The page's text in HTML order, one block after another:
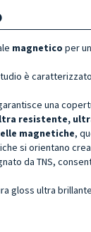
magnetico per
è
una
resistente,
magnetiche,
si orientano
da TNS,
gloss ultra